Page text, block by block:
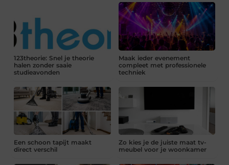
123theorie: Snel je theorie
halen zonder saaie
studieavonden
Maak ieder evenement
compleet met professionele
techniek
Een schoon tapijt maakt
direct verschil
Zo kies je de juiste maat tv-
meubel voor je woonkamer